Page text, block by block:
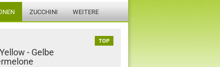
ZUCCHINI WEITERE
TOP
- Gelbe